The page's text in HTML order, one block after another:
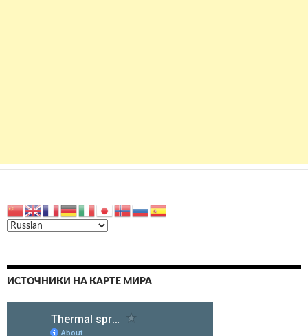
ИСТОЧНИКИ НА КАРТЕ МИРА